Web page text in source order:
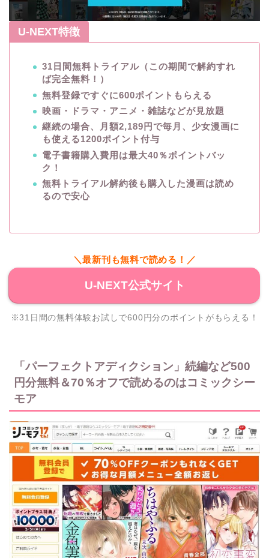
U-NEXT特徴
31日間無料トライアル（この期間で解約すれ
ば完全無料！）
無料登録ですぐに600ポイントもらえる
映画・ドラマ・アニメ・雑誌などが見放題
継続の場合、月額2,189円で毎月、少女漫画に
も使える1200ポイント付与
電子書籍購入費用は最大40％ポイントバッ
ク！
無料トライアル解約後も購入した漫画は読め
るので安心
＼最新刊も無料で読める！／
U-NEXT公式サイト
※31日間の無料体験お試しで600円分のポイントがもらえる！
「パーフェクトアディクション」続編など500
円分無料＆70％オフで読めるのはコミックシー
モア